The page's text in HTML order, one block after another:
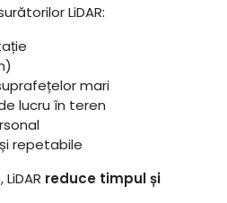
LiDAR:
mari
lucru în teren
repetabile
reduce timpul și